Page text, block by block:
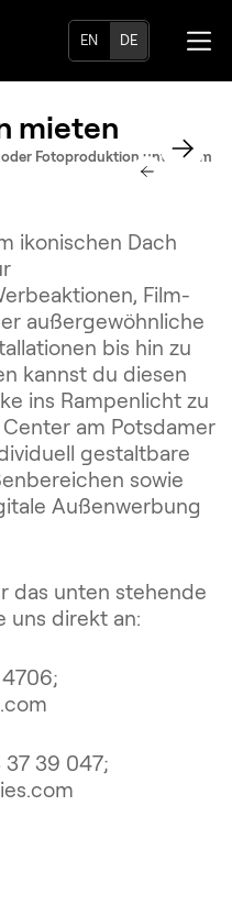
EN DE
mieten
Fotoproduktion unter dem
ikonischen Dach
Film-
außergewöhnliche
bis hin zu
kannst du diesen
ins Rampenlicht zu
am Potsdamer
gestaltbare
sowie
Außenwerbung
das unten stehende
uns direkt an:
37 39 047;